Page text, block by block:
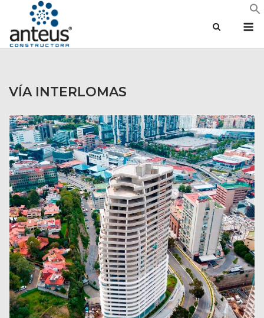
contenido
VÍA INTERLOMAS